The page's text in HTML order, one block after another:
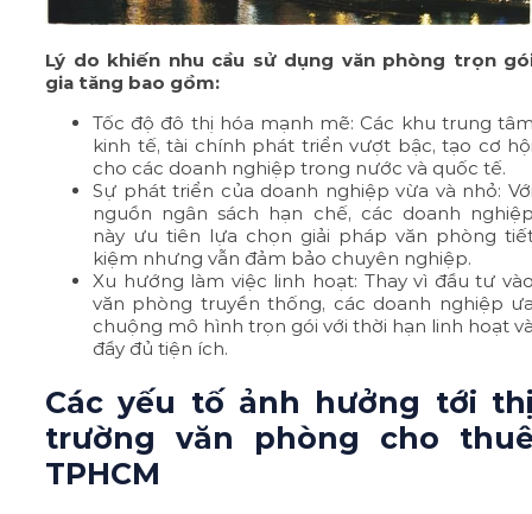
Lý do khiến nhu cầu sử dụng văn phòng trọn
gia tăng bao gồm:
Tốc độ đô thị hóa mạnh mẽ: Các khu trung
kinh tế, tài chính phát triển vượt bậc, tạo cơ
cho các doanh nghiệp trong nước và quốc tế.
Sự phát triển của doanh nghiệp vừa và nhỏ:
nguồn ngân sách hạn chế, các doanh
này ưu tiên lựa chọn giải pháp văn phòng
kiệm nhưng vẫn đảm bảo chuyên nghiệp.
Xu hướng làm việc linh hoạt: Thay vì đầu tư
văn phòng truyền thống, các doanh nghiệp
chuộng mô hình trọn gói với thời hạn linh hoạt
đầy đủ tiện ích.
Các yếu tố ảnh hưởng tới
trường văn phòng cho
TPHCM